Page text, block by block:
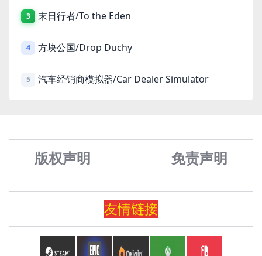
3 末日行者/To the Eden
4 方块公国/Drop Duchy
5 汽车经销商模拟器/Car Dealer Simulator
版权声明 免责声明
友情链接